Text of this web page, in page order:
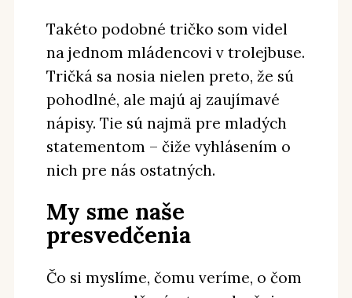
Takéto podobné tričko som videl
na jednom mládencovi v trolejbuse.
Tričká sa nosia nielen preto, že sú
pohodlné, ale majú aj zaujímavé
nápisy. Tie sú najmä pre mladých
statementom – čiže vyhlásením o
nich pre nás ostatných.
My sme naše
presvedčenia
Čo si myslíme, čomu veríme, o čom